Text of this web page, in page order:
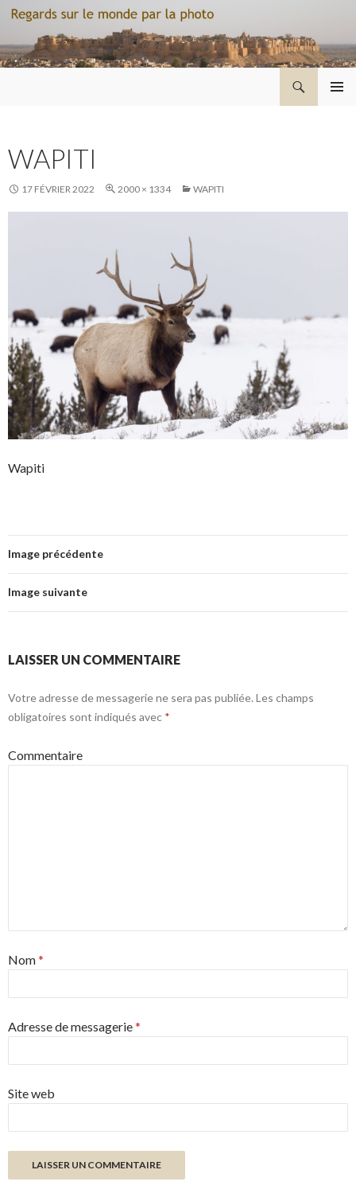
WAPITI
17 FÉVRIER 2022 2000 × 1334 WAPITI
Wapiti
Image précédente
Image suivante
LAISSER UN COMMENTAIRE
Votre adresse de messagerie ne sera pas publiée. Les champs
obligatoires sont indiqués avec *
Commentaire
Nom*
Adresse de messagerie*
Site web